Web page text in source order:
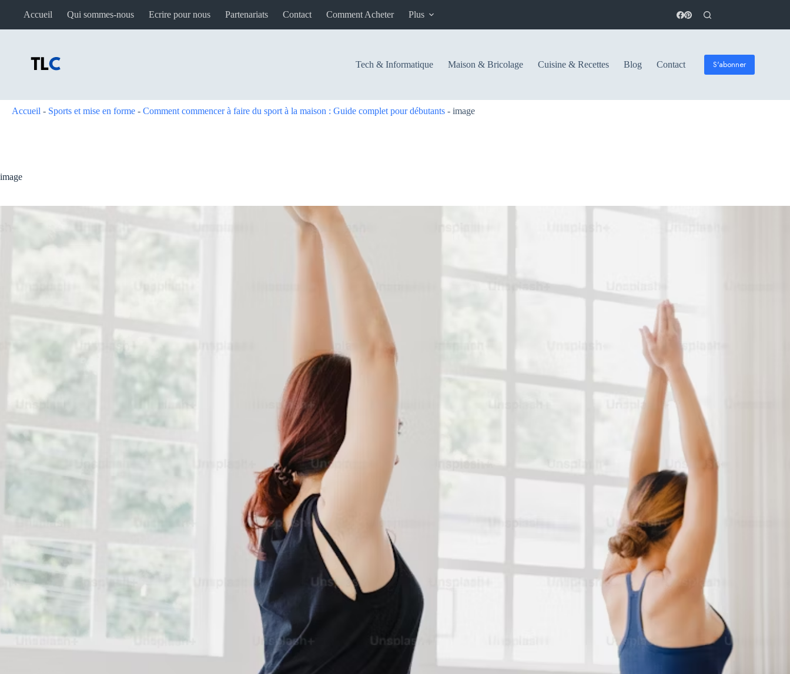
Accueil Qui sommes-nous Ecrire pour nous Partenariats Contact Comment Acheter Plus
Tech & Informatique Maison & Bricolage Cuisine & Recettes Blog Contact S'abonner
Accueil - Sports et mise en forme - Comment commencer à faire du sport à la maison : Guide complet pour débutants - image
image